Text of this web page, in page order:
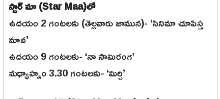
స్టార్ మా (Star Maa)లో
ఉదయం 2 గంటలకు (తెల్లవారు జామున)- ‘సినిమా చూపిస్త
మావ’
ఉదయం 9 గంటలకు- ‘నా సామిరంగ’
మధ్యాహ్నం 3.30 గంటలకు- ‘మిర్చి’